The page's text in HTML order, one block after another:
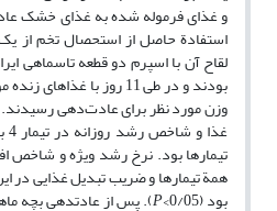
و غذای فرموله شده به غذای خشک
استفادة حاصل از استحصال تخم از
لقاح آن با اسپرم دو قطعه تاسماهی
وزن مورد نظر برای عادت‌دهی رسیدند.
همة تیمارها و ضریب تبدیل غذایی در
بود (0/05> P). پس از عادت­دهی بچه